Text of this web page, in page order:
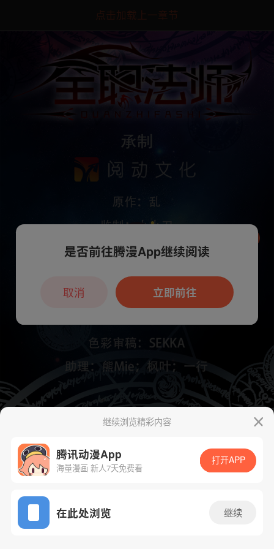
点击加载上一章节
App免费看
下一话 腾漫App免费看
继续浏览精彩内容
腾讯动漫App
海量漫画 新人7天免费看
打开APP
在此处浏览 继续
本章节仅支持App阅读，可打开App新用
户7天免费看
是否前往腾漫App继续阅读
立即前往
取消